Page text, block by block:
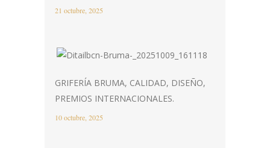
21 octubre, 2025
GRIFERÍA BRUMA, CALIDAD, DISEÑO,
PREMIOS INTERNACIONALES.
10 octubre, 2025